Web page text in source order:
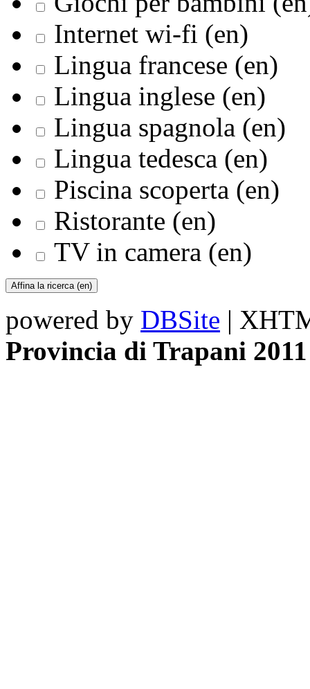
Internet wi-fi (en)
Lingua francese (en)
Lingua inglese (en)
Lingua spagnola (en)
Lingua tedesca (en)
Piscina scoperta (en)
Ristorante (en)
TV in camera (en)
powered by DBSite |
Provincia di Trapani 2011